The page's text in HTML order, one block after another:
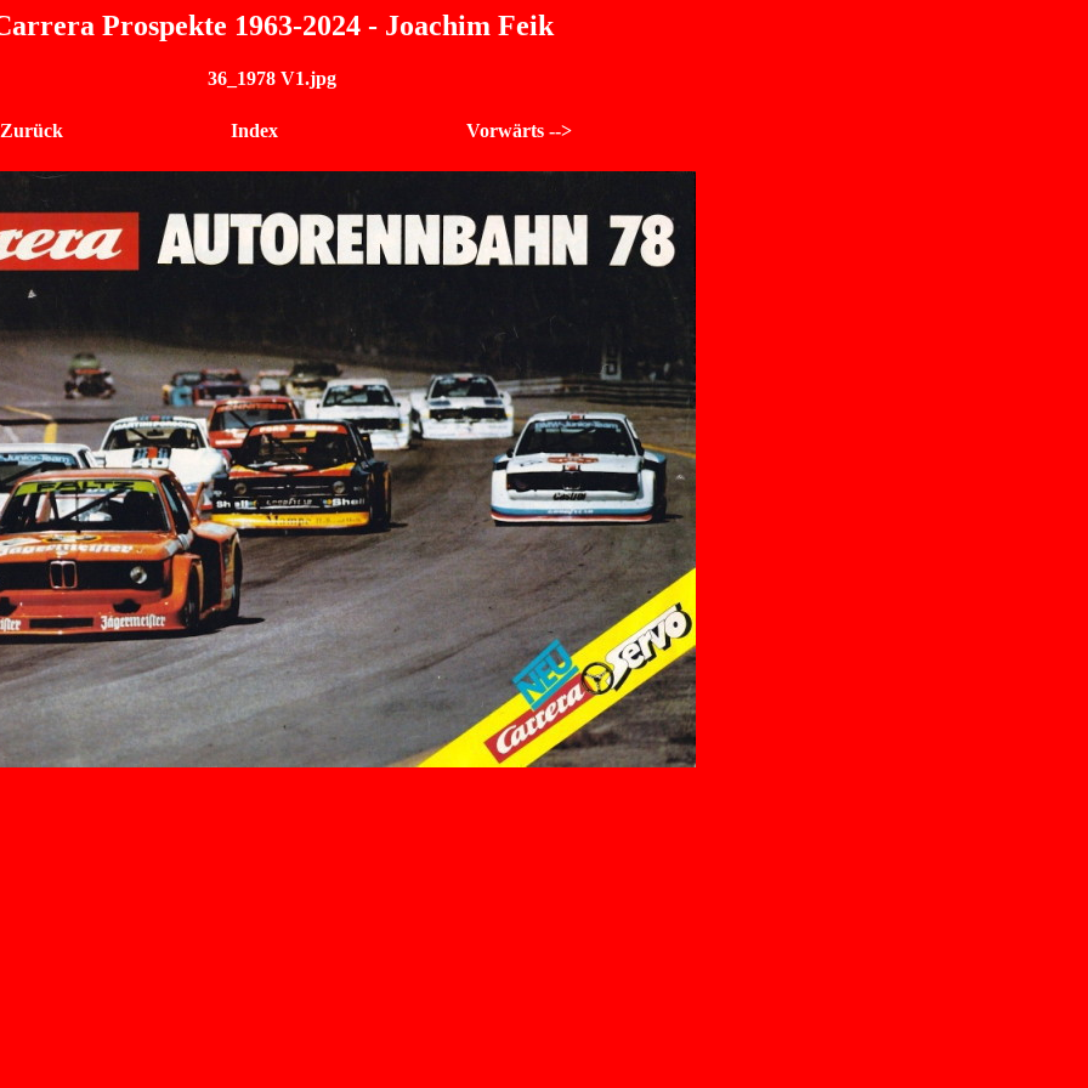
Prospekte 1963-2024 - Joachim Feik
36_1978 V1.jpg
Index Vorwärts -->